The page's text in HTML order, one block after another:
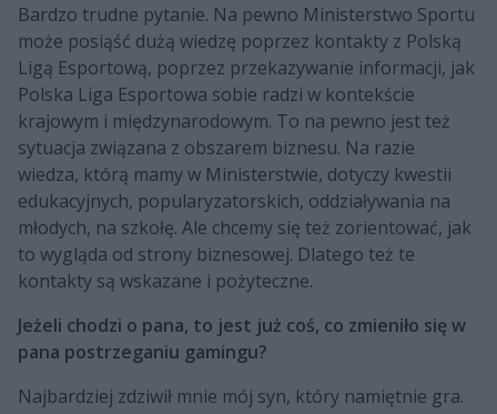
Bardzo trudne pytanie. Na pewno Ministerstwo Sportu
może posiąść dużą wiedzę poprzez kontakty z Polską
Ligą Esportową, poprzez przekazywanie informacji, jak
Polska Liga Esportowa sobie radzi w kontekście
krajowym i międzynarodowym. To na pewno jest też
sytuacja związana z obszarem biznesu. Na razie
wiedza, którą mamy w Ministerstwie, dotyczy kwestii
edukacyjnych, popularyzatorskich, oddziaływania na
młodych, na szkołę. Ale chcemy się też zorientować, jak
to wygląda od strony biznesowej. Dlatego też te
kontakty są wskazane i pożyteczne.
Jeżeli chodzi o pana, to jest już coś, co zmieniło się w
pana postrzeganiu gamingu?
Najbardziej zdziwił mnie mój syn, który namiętnie gra.